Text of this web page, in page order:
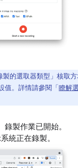
的選取器類型」 核取
值。詳情請參閱「瞭解
錄製作業已開始。
統正在錄製。